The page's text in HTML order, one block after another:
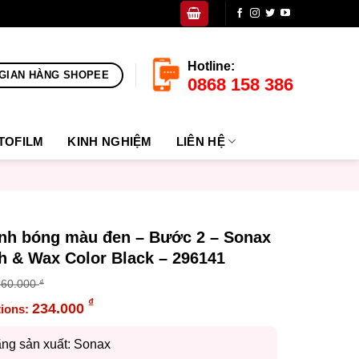
HÀNG SHOPEE
Hotline:
0868 158 386
KINH NGHIỆM LIÊN HỆ
bóng màu đen – Bước 2 – Sonax
& Wax Color Black – 296141
₫
234.000 ₫
sản xuất: Sonax